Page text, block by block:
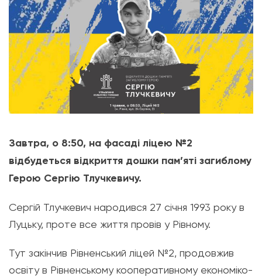
Завтра, о 8:50, на фасаді ліцею №2
відбудеться відкриття дошки пам’яті загиблому
Герою Сергію Тлучкевичу.
Сергій Тлучкевич народився 27 січня 1993 року в
Луцьку, проте все життя провів у Рівному.
Тут закінчив Рівненський ліцей №2, продовжив
освіту в Рівненському кооперативному економіко-